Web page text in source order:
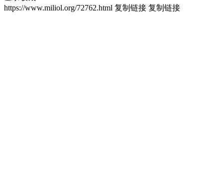
https://www.miliol.org/72762.html 复制链接 复制链接